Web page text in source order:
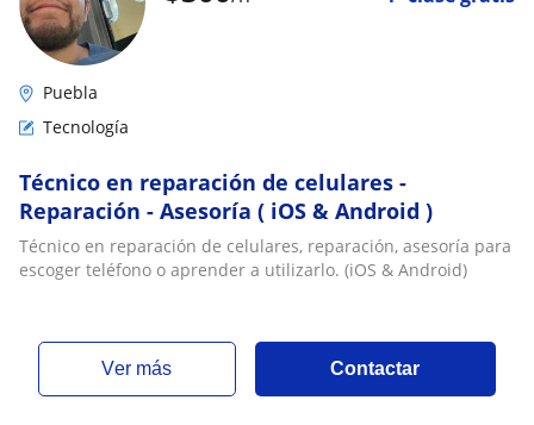
Puebla
Tecnología
Técnico en reparación de celulares -
Reparación - Asesoría ( iOS & Android )
Técnico en reparación de celulares, reparación, asesoría para
escoger teléfono o aprender a utilizarlo. (iOS & Android)
ver más Contactar